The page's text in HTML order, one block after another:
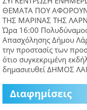
Διαφημίσεις